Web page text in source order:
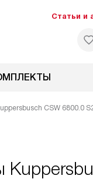
Статьи и
CSW 6800.0